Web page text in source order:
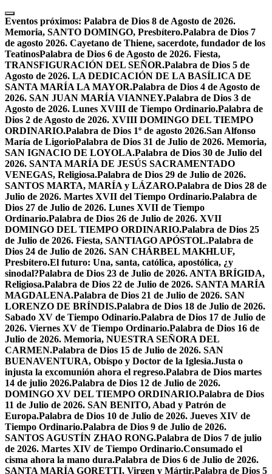
Skip
to
content
Eventos próximos: Palabra de Dios 8 de Agosto de 2026.
Memoria, SANTO DOMINGO, Presbítero.Palabra de Dios 7
de agosto 2026. Cayetano de Thiene, sacerdote, fundador de los
TeatinosPalabra de Dios 6 de Agosto de 2026. Fiesta,
TRANSFIGURACIÓN DEL SEÑOR.Palabra de Dios 5 de
Agosto de 2026. LA DEDICACIÓN DE LA BASÍLICA DE
SANTA MARÍA LA MAYOR.Palabra de Dios 4 de Agosto de
2026. SAN JUAN MARÍA VIANNEY.Palabra de Dios 3 de
Agosto de 2026. Lunes XVIII de Tiempo Ordinario.Palabra de
Dios 2 de Agosto de 2026. XVIII DOMINGO DEL TIEMPO
ORDINARIO.Palabra de Dios 1º de agosto 2026.San Alfonso
María de LigorioPalabra de Dios 31 de Julio de 2026. Memoria,
SAN IGNACIO DE LOYOLA.Palabra de Dios 30 de Julio del
2026. SANTA MARÍA DE JESÚS SACRAMENTADO
VENEGAS, Religiosa.Palabra de Dios 29 de Julio de 2026.
SANTOS MARTA, MARÍA y LÁZARO.Palabra de Dios 28 de
Julio de 2026. Martes XVII del Tiempo Ordinario.Palabra de
Dios 27 de Julio de 2026. Lunes XVII de Tiempo
Ordinario.Palabra de Dios 26 de Julio de 2026. XVII
DOMINGO DEL TIEMPO ORDINARIO.Palabra de Dios 25
de Julio de 2026. Fiesta, SANTIAGO APÓSTOL.Palabra de
Dios 24 de Julio de 2026. SAN CHÁRBEL MAKHLUF,
Presbítero.El futuro: Una, santa, católica, apostólica, ¿y
sinodal?Palabra de Dios 23 de Julio de 2026. ANTA BRÍGIDA,
Religiosa.Palabra de Dios 22 de Julio de 2026. SANTA MARÍA
MAGDALENA.Palabra de Dios 21 de Julio de 2026. SAN
LORENZO DE BRÍNDIS.Palabra de Dios 18 de Julio de 2026.
Sabado XV de Tiempo Odinario.Palabra de Dios 17 de Julio de
2026. Viernes XV de Tiempo Ordinario.Palabra de Dios 16 de
Julio de 2026. Memoria, NUESTRA SEÑORA DEL
CARMEN.Palabra de Dios 15 de Julio de 2026. SAN
BUENAVENTURA, Obispo y Doctor de la Iglesia.Justa o
injusta la excomunión ahora el regreso.Palabra de Dios martes
14 de julio 2026.Palabra de Dios 12 de Julio de 2026.
DOMINGO XV DEL TIEMPO ORDINARIO.Palabra de Dios
11 de Julio de 2026. SAN BENITO, Abad y Patrón de
Europa.Palabra de Dios 10 de Julio de 2026. Jueves XIV de
Tiempo Ordinario.Palabra de Dios 9 de Julio de 2026.
SANTOS AGUSTÍN ZHAO RONG.Palabra de Dios 7 de julio
de 2026. Martes XIV de Tiempo Ordinario.Consumado el
cisma ahora la mano dura.Palabra de Dios 6 de Julio de 2026.
SANTA MARÍA GORETTI, Virgen y Mártir.Palabra de Dios 5